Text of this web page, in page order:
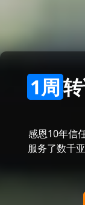
1周
感恩10年信
服务了数千